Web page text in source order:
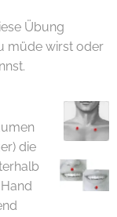
Übung
müde wirst oder
die